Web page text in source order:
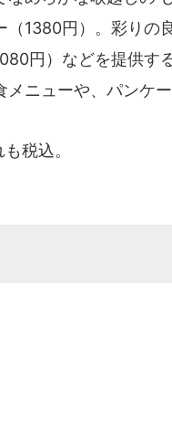
（1380円）。彩りの
円）などを提供す
メニューや、パンケ
税込。